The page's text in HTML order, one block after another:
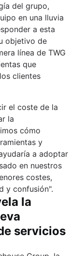
del grupo,
en una lluvia
a esta
objetivo de
línea de TWG
que
clientes
el coste de la
la
cómo
y
a adoptar
en nuestros
costes,
y confusión".
la
servicios